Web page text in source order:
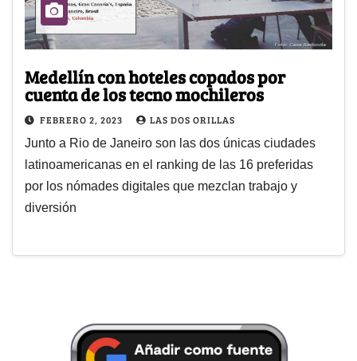
Medellín con hoteles copados por
cuenta de los tecno mochileros
FEBRERO 2, 2023 LAS DOS ORILLAS
Junto a Rio de Janeiro son las dos únicas ciudades
latinoamericanas en el ranking de las 16 preferidas
por los nómades digitales que mezclan trabajo y
diversión